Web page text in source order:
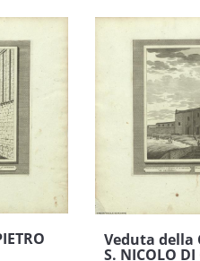
Veduta della
S. NICOLO DI